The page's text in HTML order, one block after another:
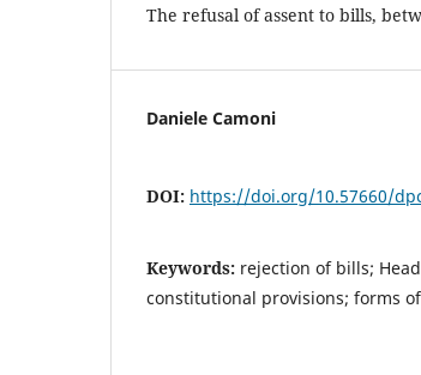
The refusal of assent to bills,
Daniele Camoni
DOI: https://doi.org/10.57660/
Keywords: rejection of bills;
constitutional provisions; forms